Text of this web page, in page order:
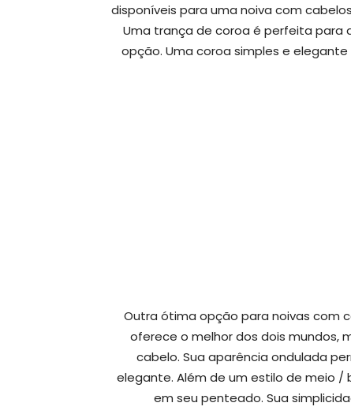
disponíveis para uma noiva com
Uma trança de coroa é perfeita para
opção. Uma coroa simples e
Outra ótima opção para noivas com
oferece o melhor dos dois mundos,
cabelo. Sua aparência ondulada
elegante. Além de um estilo de meio /
em seu penteado. Sua